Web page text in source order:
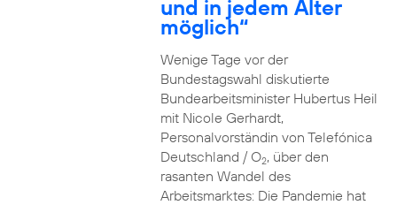
und in jedem Alter
möglich“
Wenige Tage vor der
Bundestagswahl diskutierte
Bundearbeitsminister Hubertus Heil
mit Nicole Gerhardt,
Personalvorständin von Telefónica
Deutschland / O2, über den
rasanten Wandel des
Arbeitsmarktes: Die Pandemie hat